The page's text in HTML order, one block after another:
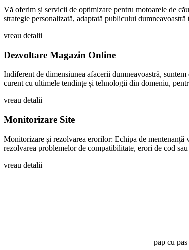
Vă oferim și servicii de optimizare pentru motoarele de
strategie personalizată, adaptată publicului
vreau detalii
Dezvoltare Magazin Online
Indiferent de dimensiunea afacerii dumneavoastră,
curent cu ultimele tendințe și tehnologii din domeniu,
vreau detalii
Monitorizare Site
Monitorizare și rezolvarea erorilor: Echipa de
rezolvarea problemelor de compatibilitate, erori de cod
vreau detalii
pap cu pas